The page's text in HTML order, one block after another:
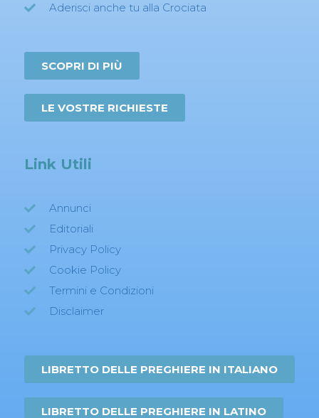
Aderisci anche tu alla Crociata
SCOPRI DI PIÙ
LE VOSTRE RICHIESTE
Link Utili
Annunci
Editoriali
Privacy Policy
Cookie Policy
Termini e Condizioni
Disclaimer
LIBRETTO DELLE PREGHIERE IN ITALIANO
LIBRETTO DELLE PREGHIERE IN LATINO